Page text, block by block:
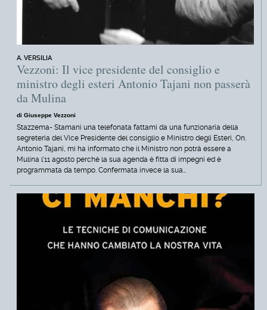
A. VERSILIA
Vezzoni: Il vice presidente del consiglio e
ministro degli esteri Antonio Tajani non passerà
da Mulina
di Giuseppe Vezzoni
Stazzema- Stamani una telefonata fattami da una funzionaria della
segreteria del Vice Presidente del consiglio e Ministro degli Esteri, On.
Antonio Tajani, mi ha informato che il Ministro non potrà essere a
Mulina l'11 agosto perché la sua agenda è fitta di impegni ed è
programmata da tempo. Confermata invece la sua…